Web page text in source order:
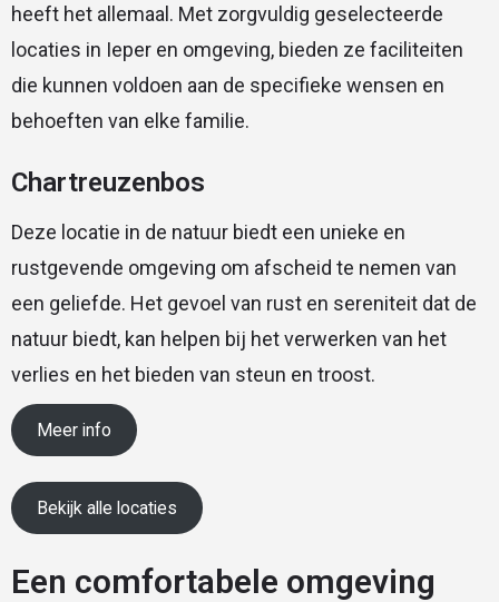
heeft het allemaal. Met zorgvuldig geselecteerde
locaties in Ieper en omgeving, bieden ze faciliteiten
die kunnen voldoen aan de specifieke wensen en
behoeften van elke familie.
Chartreuzenbos
Deze locatie in de natuur biedt een unieke en
rustgevende omgeving om afscheid te nemen van
een geliefde. Het gevoel van rust en sereniteit dat de
natuur biedt, kan helpen bij het verwerken van het
verlies en het bieden van steun en troost.
Meer info
Bekijk alle locaties
Een comfortabele omgeving